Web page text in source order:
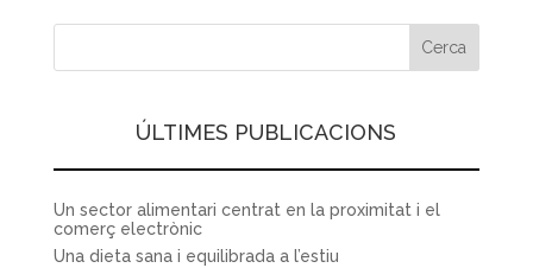
ÚLTIMES PUBLICACIONS
Un sector alimentari centrat en la proximitat i el
comerç electrònic
Una dieta sana i equilibrada a l’estiu